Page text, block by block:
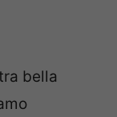
bella